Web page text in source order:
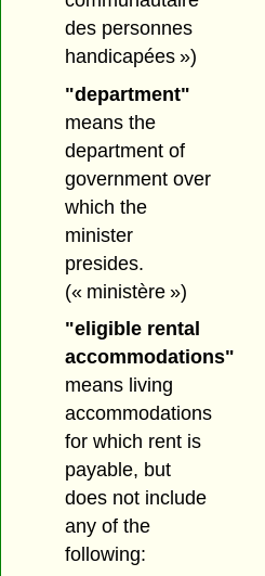
des personnes
handicapées »)
"department"
means the
department of
government over
which the
minister
presides.
(« ministère »)
"eligible rental
accommodations"
means living
accommodations
for which rent is
payable, but
does not include
any of the
following: